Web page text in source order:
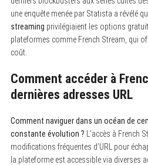
une enquête menée par Statista a révélé
streaming privilégiaient les options
plateformes comme French Stream, qui
coût.
Comment accéder à
dernières adresses URL
Comment naviguer dans un océan de
constante évolution ? L’accès à French
modifications fréquentes d’URL pour
la plateforme est accessible via diverses